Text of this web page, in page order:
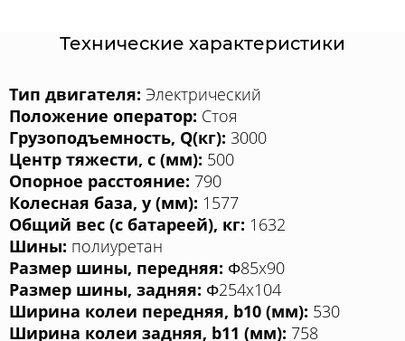
Технические характеристики
Тип двигателя: Электрический
Положение оператор: Стоя
Грузоподъемность, Q(кг): 3000
Центр тяжести, c (мм): 500
Опорное расстояние: 790
Колесная база, у (мм): 1577
Общий вес (с батареей), кг: 1632
Шины: полиуретан
Размер шины, передняя: Φ85x90
Размер шины, задняя: Φ254x104
Ширина колеи передняя, b10 (мм): 530
Ширина колеи задняя, b11 (мм): 758